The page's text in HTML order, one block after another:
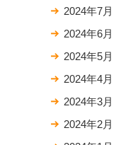
2024年7月
2024年6月
2024年5月
2024年4月
2024年3月
2024年2月